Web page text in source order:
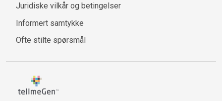
Juridiske vilkår og betingelser
Informert samtykke
Ofte stilte spørsmål